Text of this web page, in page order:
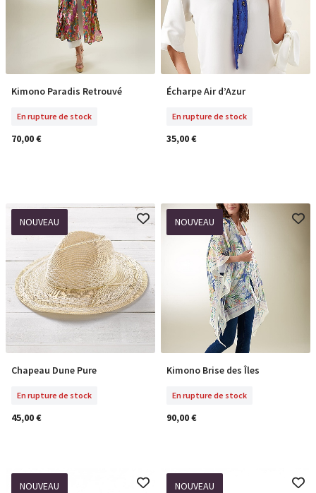
En Rupture De Stock
Kimono Paradis Retrouvé
En rupture de stock
70,00 €
En Rupture De Stock
Écharpe Air d’Azur
En rupture de stock
35,00 €
NOUVEAU
En Rupture De Stock
Chapeau Dune Pure
En rupture de stock
45,00 €
NOUVEAU
En Rupture De Stock
Kimono Brise des Îles
En rupture de stock
90,00 €
NOUVEAU NOUVEAU